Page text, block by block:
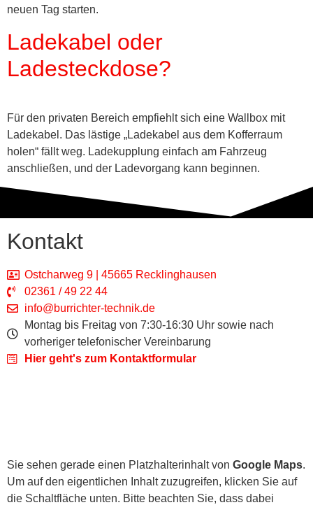
neuen Tag starten.
Ladekabel oder
Ladesteckdose?
Für den privaten Bereich empfiehlt sich eine Wallbox mit
Ladekabel. Das lästige „Ladekabel aus dem Kofferraum
holen“ fällt weg. Ladekupplung einfach am Fahrzeug
anschließen, und der Ladevorgang kann beginnen.
Kontakt
Ostcharweg 9 | 45665 Recklinghausen
02361 / 49 22 44
info@burrichter-technik.de
Montag bis Freitag von 7:30-16:30 Uhr sowie nach
vorheriger telefonischer Vereinbarung
Hier geht's zum Kontaktformular
Sie sehen gerade einen Platzhalterinhalt von Google Maps.
Um auf den eigentlichen Inhalt zuzugreifen, klicken Sie auf
die Schaltfläche unten. Bitte beachten Sie, dass dabei